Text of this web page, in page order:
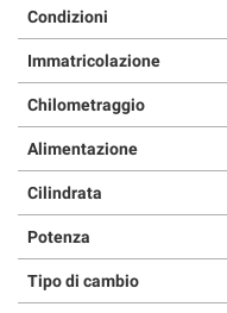
Condizioni
Immatricolazione
Chilometraggio
Alimentazione
Cilindrata
Potenza
Tipo di cambio